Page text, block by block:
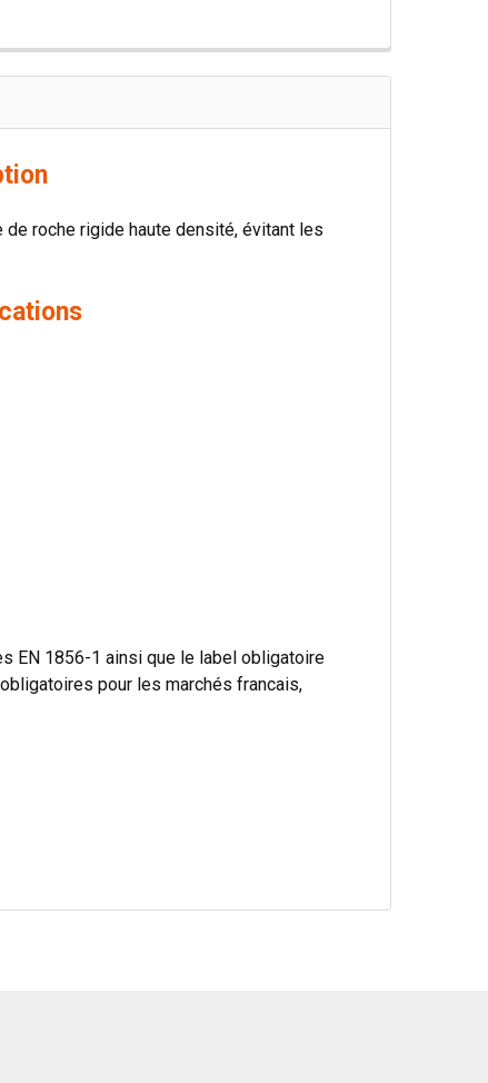
roche rigide haute densité, évitant les
EN 1856-1 ainsi que le label obligatoire
pour les marchés francais,